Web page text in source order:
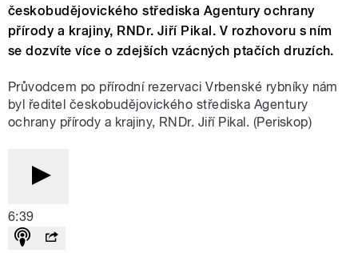
českobudějovického střediska Agentury ochrany
přírody a krajiny, RNDr. Jiří Pikal. V rozhovoru s ním
se dozvíte více o zdejších vzácných ptačích druzích.
Průvodcem po přírodní rezervaci Vrbenské rybníky nám
byl ředitel českobudějovického střediska Agentury
ochrany přírody a krajiny, RNDr. Jiří Pikal. (Periskop)
6:39